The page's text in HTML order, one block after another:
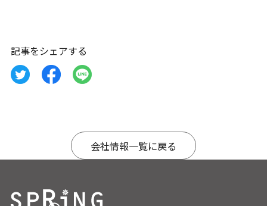
記事をシェアする
会社情報一覧に戻る